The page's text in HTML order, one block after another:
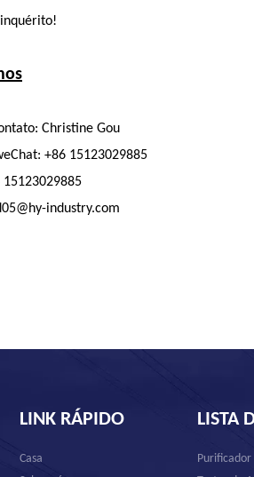
Christine Gou
+86 15123029885
industry.com
LINK RÁPIDO
Casa
LISTA
Purificador